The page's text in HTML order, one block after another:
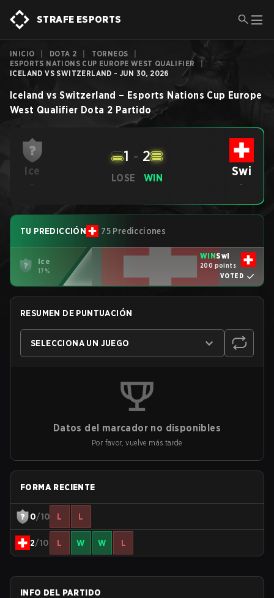
STRAFE ESPORTS
INICIO DOTA 2 TORNEOS
ESPORTS NATIONS CUP EUROPE WEST QUALIFIER
ICELAND VS SWITZERLAND - JUN 30, 2026
Iceland vs Switzerland – Esports Nations Cup Europe
West Qualifier Dota 2 Partido
Ice
-
LOSE
1 - 2
WIN Swi
-
TU PREDICCIÓN 75 Predicciones
Ice
17%
WINSwi
200 points
VOTED
RESUMEN DE PUNTUACIÓN
SELECCIONA UN JUEGO
Datos del marcador no disponibles
Por favor, vuelve más tarde
FORMA RECIENTE
0/10 L L
2/10 L W W L
INFO DEL PARTIDO